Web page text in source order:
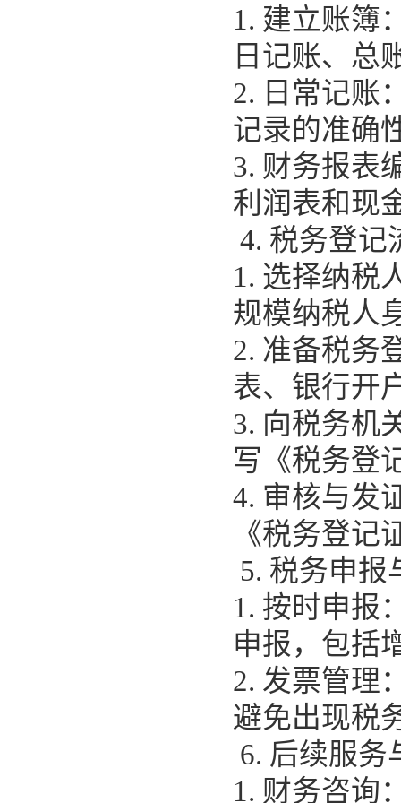
1. 建立账簿
日记账、总
2. 日常记账
记录的准确
3. 财务报表
利润表和现
4. 税务登记
1. 选择纳税
规模纳税人
2. 准备税务
表、银行开
3. 向税务机
写《税务登
4. 审核与发
《税务登记
5. 税务申报
1. 按时申报
申报，包括
2. 发票管理
避免出现税
6. 后续服务
1. 财务咨询